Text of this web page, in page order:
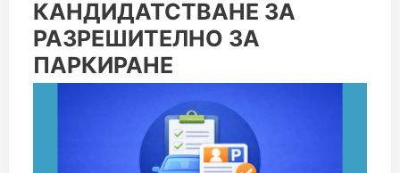
КАНДИДАТСТВАНЕ ЗА
РАЗРЕШИТЕЛНО ЗА
ПАРКИРАНЕ
КАНДИДАТСТВАНЕ
ЗА
РАЗРЕШИТЕЛНО
ЗА
ПАРКИРАНЕ